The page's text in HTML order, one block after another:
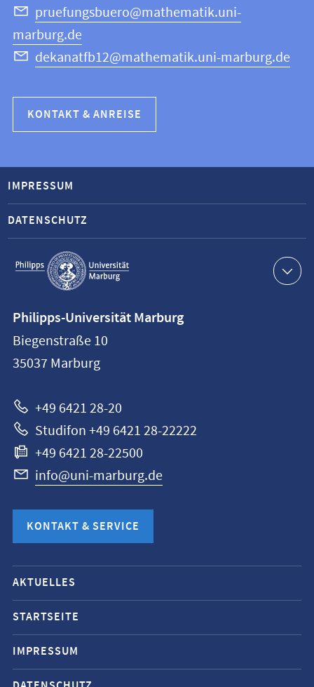
pruefungsbuero@mathematik.uni-
marburg.de
dekanatfb12@mathematik.uni-marburg.de
KONTAKT & ANREISE
Service-
Navigation
IMPRESSUM
DATENSCHUTZ
Philipps-
Universität
Marburg
Philipps-Universität Marburg
Biegenstraße 10
35037 Marburg
+49 6421 28-20
Studifon +49 6421 28-22222
+49 6421 28-22500
info@uni-marburg.de
KONTAKT & SERVICE
Mobile-
Service-
Navigation
und
Social
Media
AKTUELLES
STARTSEITE
IMPRESSUM